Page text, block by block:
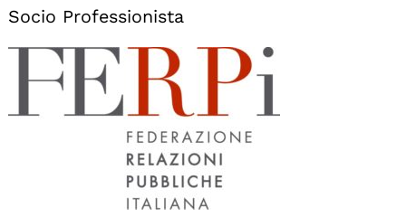
Socio Professionista